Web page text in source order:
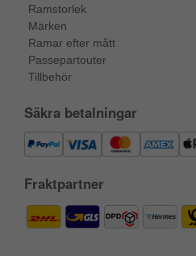
Ramstorlek
Märken
Ramar efter mått
Passepartouter
Tillbehör
Säkra betalningar
Fraktpartner